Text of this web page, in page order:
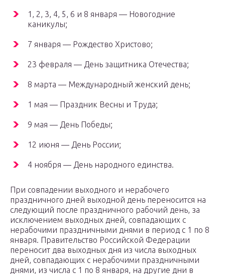
1, 2, 3, 4, 5, 6 и 8 января — Новогодние
каникулы;
7 января — Рождество Христово;
23 февраля — День защитника Отечества;
8 марта — Международный женский день;
1 мая — Праздник Весны и Труда;
9 мая — День Победы;
12 июня — День России;
4 ноября — День народного единства.
При совпадении выходного и нерабочего
праздничного дней выходной день переносится на
следующий после праздничного рабочий день, за
исключением выходных дней, совпадающих с
нерабочими праздничными днями в период с 1 по 8
января. Правительство Российской Федерации
переносит два выходных дня из числа выходных
дней, совпадающих с нерабочими праздничными
днями, из числа с 1 по 8 января, на другие дни в